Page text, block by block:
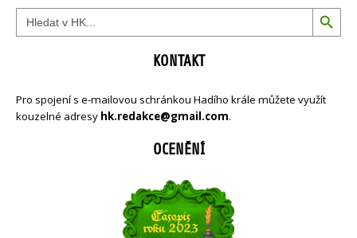
Search
for:
Search Button
KONTAKT
Pro spojení s e-mailovou schránkou Hadího krále můžete využít
kouzelné adresy hk.redakce@gmail.com.
OCENĚNÍ